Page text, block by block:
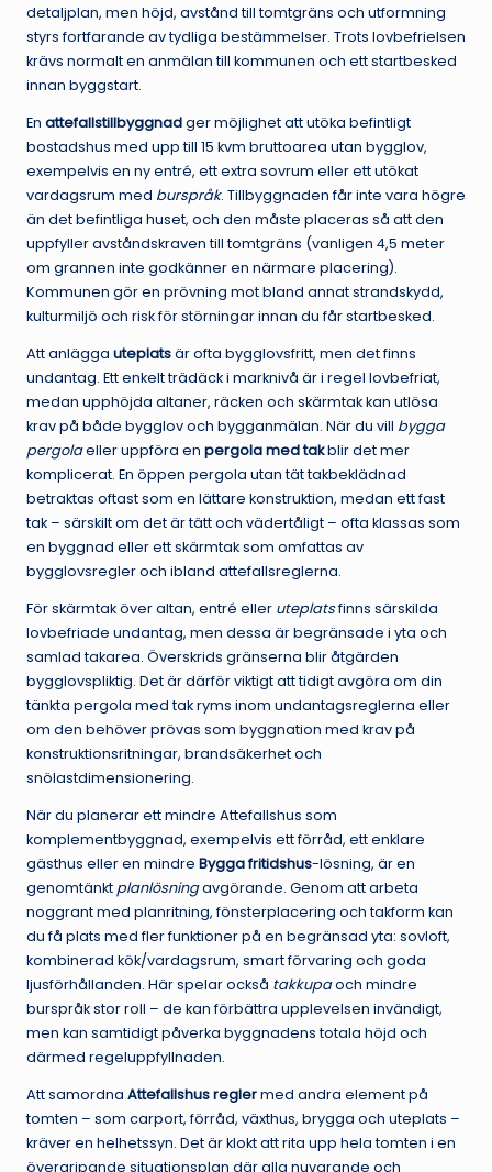
detaljplan, men höjd, avstånd till tomtgräns och utformning
styrs fortfarande av tydliga bestämmelser. Trots lovbefrielsen
krävs normalt en anmälan till kommunen och ett startbesked
innan byggstart.
En attefallstillbyggnadger möjlighet att utöka befintligt
bostadshus med upp till 15 kvm bruttoarea utan bygglov,
exempelvis en ny entré, ett extra sovrum eller ett utökat
vardagsrum med burspråk. Tillbyggnaden får inte vara högre
än det befintliga huset, och den måste placeras så att den
uppfyller avståndskraven till tomtgräns (vanligen 4,5 meter
om grannen inte godkänner en närmare placering).
Kommunen gör en prövning mot bland annat strandskydd,
kulturmiljö och risk för störningar innan du får startbesked.
Att anlägga uteplatsär ofta bygglovsfritt, men det finns
undantag. Ett enkelt trädäck i marknivå är i regel lovbefriat,
medan upphöjda altaner, räcken och skärmtak kan utlösa
krav på både bygglov och bygganmälan. När du vill bygga
pergolaeller uppföra en pergola med takblir det mer
komplicerat. En öppen pergola utan tät takbeklädnad
betraktas oftast som en lättare konstruktion, medan ett fast
tak – särskilt om det är tätt och vädertåligt – ofta klassas som
en byggnad eller ett skärmtak som omfattas av
bygglovsregler och ibland attefallsreglerna.
För skärmtak över altan, entré eller uteplatsfinns särskilda
lovbefriade undantag, men dessa är begränsade i yta och
samlad takarea. Överskrids gränserna blir åtgärden
bygglovspliktig. Det är därför viktigt att tidigt avgöra om din
tänkta pergola med tak ryms inom undantagsreglerna eller
om den behöver prövas som byggnation med krav på
konstruktionsritningar, brandsäkerhet och
snölastdimensionering.
När du planerar ett mindre Attefallshus som
komplementbyggnad, exempelvis ett förråd, ett enklare
gästhus eller en mindre Bygga fritidshus-lösning, är en
genomtänkt planlösningavgörande. Genom att arbeta
noggrant med planritning, fönsterplacering och takform kan
du få plats med fler funktioner på en begränsad yta: sovloft,
kombinerad kök/vardagsrum, smart förvaring och goda
ljusförhållanden. Här spelar också takkupaoch mindre
burspråk stor roll – de kan förbättra upplevelsen invändigt,
men kan samtidigt påverka byggnadens totala höjd och
därmed regeluppfyllnaden.
Att samordna Attefallshus reglermed andra element på
tomten – som carport, förråd, växthus, brygga och uteplats –
kräver en helhetssyn. Det är klokt att rita upp hela tomten i en
övergripande situationsplan där alla nuvarande och